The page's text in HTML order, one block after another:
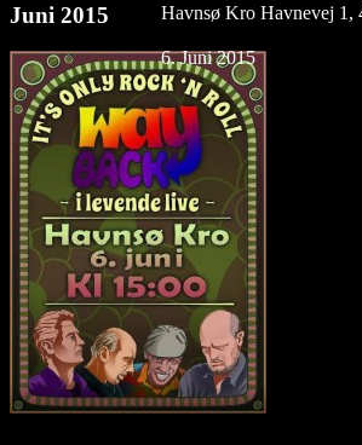
Juni 2015
Havnsø Kro Havnevej 1,
6. Juni 2015